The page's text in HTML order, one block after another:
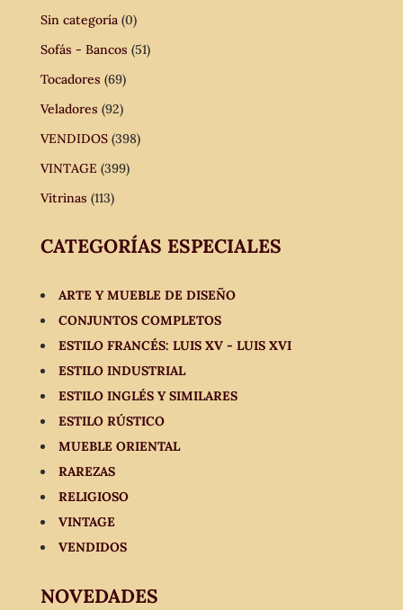
Sin categoría (0)
Sofás - Bancos (51)
Tocadores (69)
Veladores (92)
VENDIDOS (398)
VINTAGE (399)
Vitrinas (113)
CATEGORÍAS ESPECIALES
ARTE Y MUEBLE DE DISEÑO
CONJUNTOS COMPLETOS
ESTILO FRANCÉS: LUIS XV - LUIS XVI
ESTILO INDUSTRIAL
ESTILO INGLÉS Y SIMILARES
ESTILO RÚSTICO
MUEBLE ORIENTAL
RAREZAS
RELIGIOSO
VINTAGE
VENDIDOS
NOVEDADES